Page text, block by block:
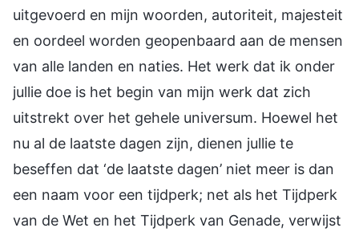
uitgevoerd en mijn woorden, autoriteit, majesteit
en oordeel worden geopenbaard aan de mensen
van alle landen en naties. Het werk dat ik onder
jullie doe is het begin van mijn werk dat zich
uitstrekt over het gehele universum. Hoewel het
nu al de laatste dagen zijn, dienen jullie te
beseffen dat ‘de laatste dagen’ niet meer is dan
een naam voor een tijdperk; net als het Tijdperk
van de Wet en het Tijdperk van Genade, verwijst